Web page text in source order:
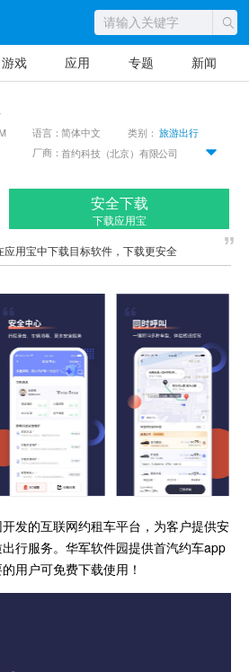
游戏 应用 专题 新闻
语言：简体中文 类别：旅游出行
厂商：首约科技（北京）有限公司
安全下载
下载应用宝
应用宝中下载目标软件，下载更安全
发的互联网约租车平台，为客户提供安
行服务。 华军软件园提供首汽约车app
用户可免费下载使用！